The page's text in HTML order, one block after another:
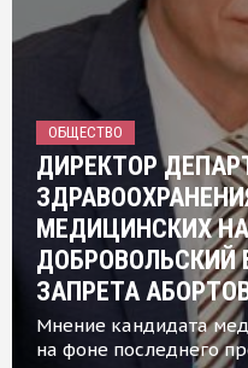
ОБЩЕСТВО
ДИРЕКТОР
МЕДИЦИНСКИХ
ДОБРОВОЛЬСКИЙ
ЗАПРЕТА
Мнение кандидата
на фоне последнего